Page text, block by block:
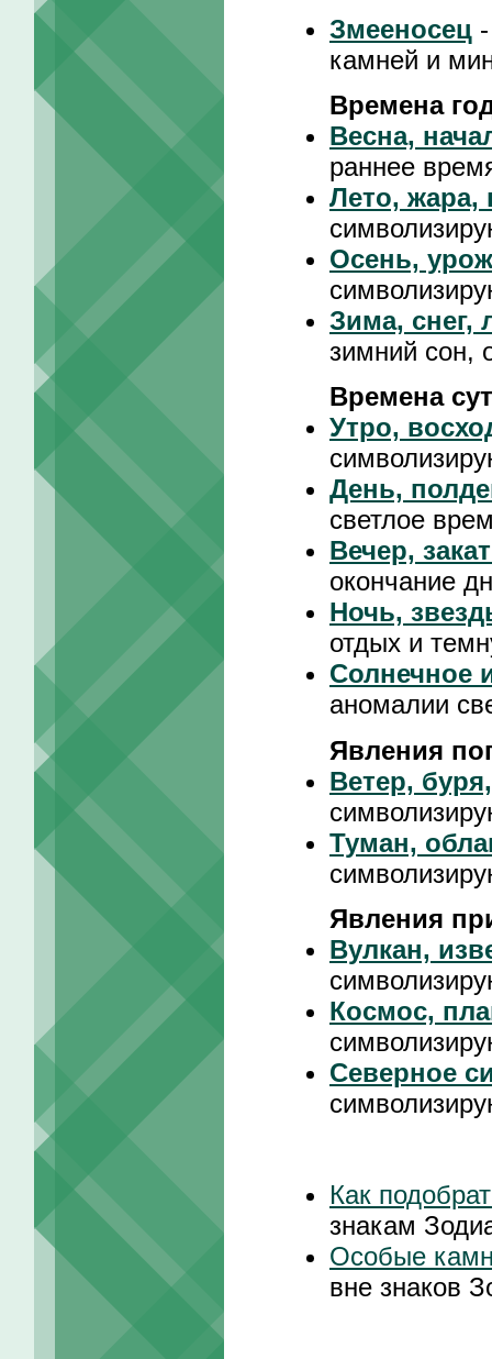
Змееносец
камней и
Времена
Весна,
раннее
Лето, жара,
Осень,
Зима, снег,
зимний сон,
Времена
Утро,
День,
светлое
Вечер,
окончание
Ночь,
отдых и
Солнечное
аномалии
Явления
Ветер,
Туман,
Явления
Вулкан,
Космос,
Северное
Как
знакам
Особые
вне знаков